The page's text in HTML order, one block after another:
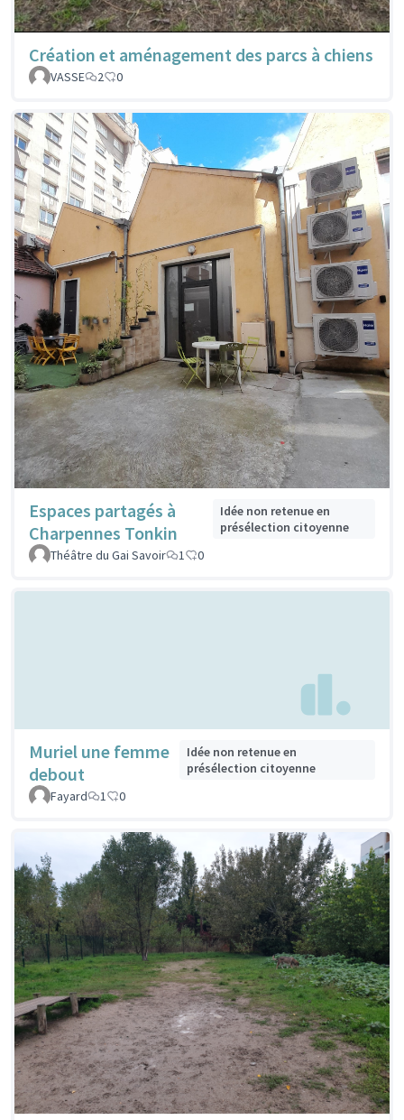
Création et aménagement des parcs à chiens
VASSE 2 0
Espaces partagés à
Charpennes Tonkin
Idée non retenue en
présélection citoyenne
Théâtre du Gai Savoir
1 0
Muriel une femme
debout
Idée non retenue en
présélection citoyenne
Fayard
1 0